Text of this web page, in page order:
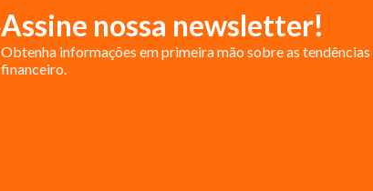
Assine nossa newsletter!
Obtenha informações em primeira mão sobre as
financeiro.